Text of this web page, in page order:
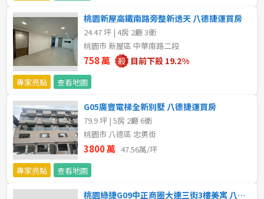
嘉義縣
台南市
高雄市
屏東縣
台東縣
花蓮縣
40~50 坪
60~70 坪 70~80 坪
80坪以上
~ 坪
樓層
不拘
桃園新屋高鐵南路旁整新透天 八德捷運買房
24.47 坪 | 4房 2廳 3衛
桃園市 新屋區 中華南路二段
758 萬 目前下殺 19.2%
專家亮點 查看地圖
G05廣豐電梯全新別墅 八德捷運買房
79.9 坪 | 5房 2廳 6衛
桃園市 八德區 忠勇街
3800 萬 47.56萬/坪
專家亮點
查看地圖
桃園綠捷G09中正商圈大連三街3樓美寓 八德捷運買房首選